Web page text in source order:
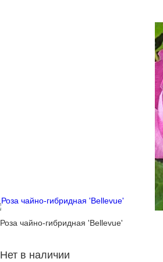
Роза чайно-гибридная 'Bellevue'
Нет в наличии